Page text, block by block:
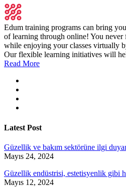
Edum training programs can bring
of learning through online! You never
while enjoying your classes virtually
Our flexible learning initiatives will
Read More
Latest Post
Güzellik ve bakım sektörüne ilgi
Mayıs 24, 2024
Güzellik endüstrisi, estetisyenlik gibi
Mayıs 12, 2024